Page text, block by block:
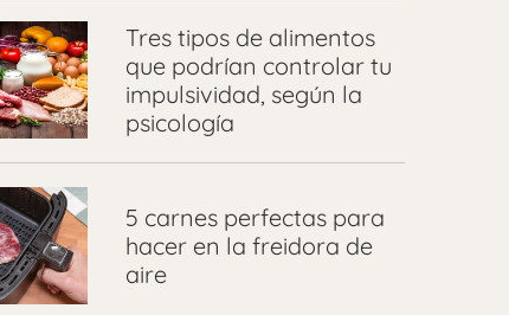
Tres tipos de alimentos
que podrían controlar tu
impulsividad, según la
psicología
5 carnes perfectas para
hacer en la freidora de
aire